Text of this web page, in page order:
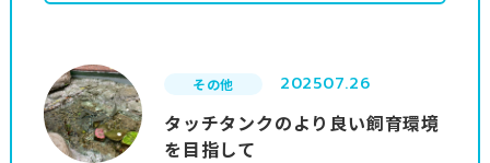
その他 202507.26
タッチタンクのより良い飼育環境
を目指して